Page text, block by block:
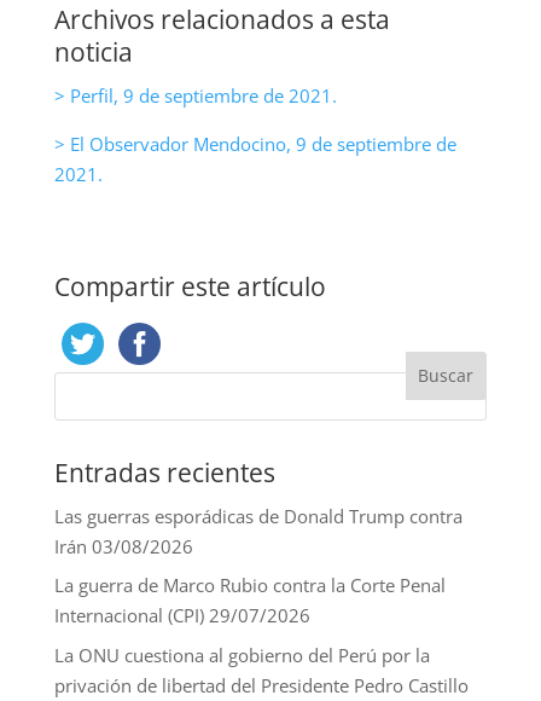
Archivos relacionados a esta
noticia
> Perfil, 9 de septiembre de 2021.
> El Observador Mendocino, 9 de septiembre de
2021.
Compartir este artículo
Entradas recientes
Las guerras esporádicas de Donald Trump contra
Irán 03/08/2026
La guerra de Marco Rubio contra la Corte Penal
Internacional (CPI) 29/07/2026
La ONU cuestiona al gobierno del Perú por la
privación de libertad del Presidente Pedro Castillo